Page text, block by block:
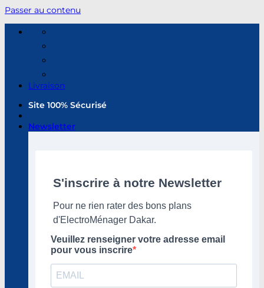
Passer au contenu
Livraison
Site 100% Sécurisé
Newsletter
S'inscrire à notre Newsletter
Pour ne rien rater des bons plans
d'ElectroMénager Dakar.
Veuillez renseigner votre adresse email
pour vous inscrire